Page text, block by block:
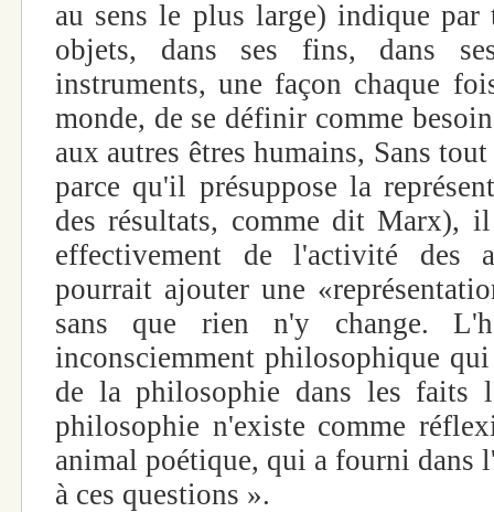
au sens le plus large) indique par
objets, dans ses fins, dans
instruments, une façon chaque
monde, de se définir comme
aux autres êtres humains, Sans
parce qu'il présuppose la
des résultats, comme dit Marx),
effectivement de l'activité des
pourrait ajouter une
sans que rien n'y change.
inconsciemment philosophique
de la philosophie dans les faits
philosophie n'existe comme
animal poétique, qui a fourni dans
à ces questions ».